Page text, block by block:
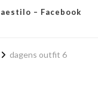
– Facebook
dagens outfit 6